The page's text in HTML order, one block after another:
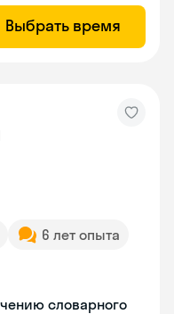
Выбрать время
6 лет опыта
словарного